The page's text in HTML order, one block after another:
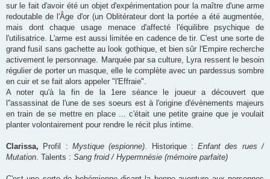
sur le fait d'avoir été un objet d'expérimentation pour la maître d'une arme
redoutable de l'Âge d'or (un Oblitérateur dont la portée a été augmentée,
mais dont chaque usage menace d'affecté l'équilibre psychique de
l'utilisatrice. L'arme est aussi limitée en cadence de tir. C'est une sorte de
grand fusil sans gachette au look gothique, et bien sûr l'Empire recherche
activement le personnage. Marquée par sa culture, Lyra ressent le besoin
régulier de porter un masque, elle le complète avec un pardessus sombre
en cuir et se fait alors appeler "l'Effraie".
A noter qu'à la fin de la 1ere séance le joueur a découvert que
l''assassinat de l'une de ses soeurs est à l'origine d'évènements majeurs
en train de se mettre en place ... c'était une petite graine que je voulait
planter volontairement pour rendre le récit plus intime.
Clarissa, Profil : Mystique (espionne) . Historique :Enfant des rues /
Mutation . Talents : Sang froid / Hypermnésie (mémoire parfaite)